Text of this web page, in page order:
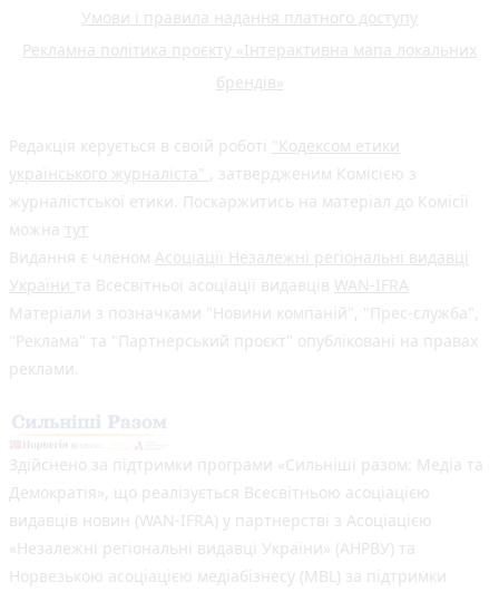
Умови і правила надання платного доступу
Рекламна політика проєкту «Інтерактивна мапа локальних
брендів»
Редакція керується в своїй роботі "Кодексом етики
українського журналіста" , затвердженим Комісією з
журналістської етики. Поскаржитись на матеріал до Комісії
можна тут
Видання є членом Асоціації Незалежні регіональні видавці
України та Всесвітньої асоціації видавців WAN-IFRA
Матеріали з позначками "Новини компаній", "Прес-служба",
"Реклама" та "Партнерський проєкт" опубліковані на правах
реклами.
Здійснено за підтримки програми «Сильніші разом: Медіа та
Демократія», що реалізується Всесвітньою асоціацією
видавців новин (WAN-IFRA) у партнерстві з Асоціацією
«Незалежні регіональні видавці України» (АНРВУ) та
Норвезькою асоціацією медіабізнесу (MBL) за підтримки